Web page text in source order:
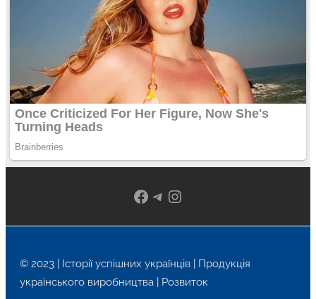
Facebook
Telegram
Instagram
© 2023 | Історії успішних українців | Продукція
українського виробництва | Розвиток